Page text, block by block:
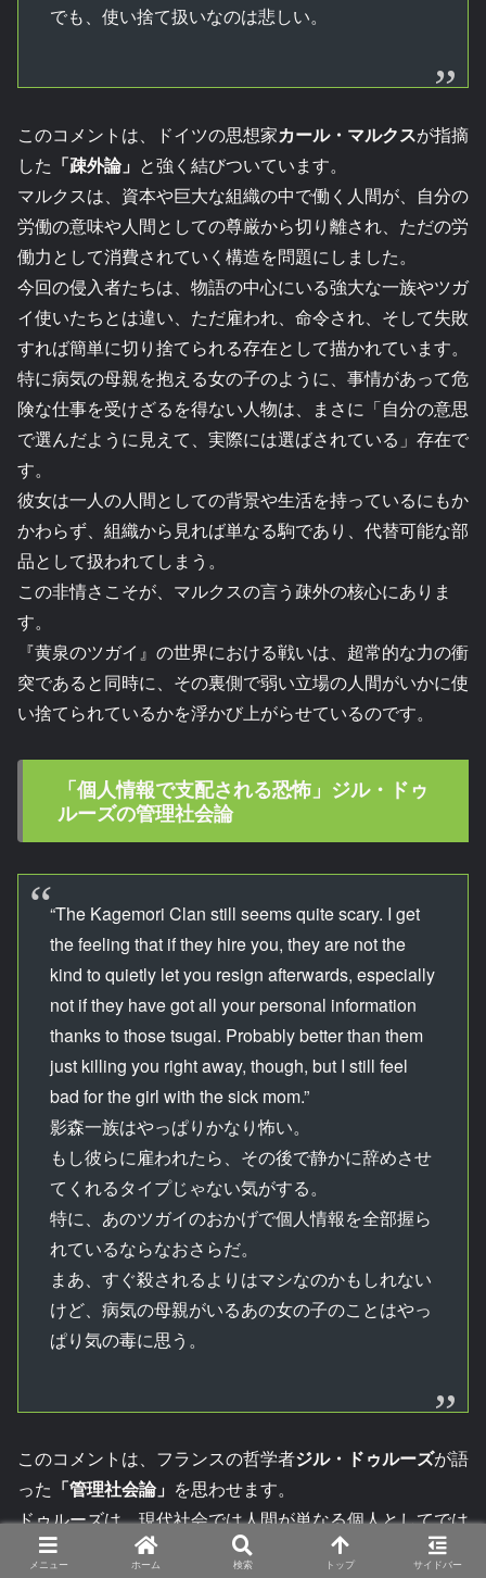
でも、使い捨て扱いなのは悲しい。
このコメントは、ドイツの思想家カール・マルクスが指摘
した 「疎外論」 と強く結びついています。
マルクスは、資本や巨大な組織の中で働く人間が、自分の
労働の意味や人間としての尊厳から切り離され、ただの労
働力として消費されていく構造を問題にしました。
今回の侵入者たちは、物語の中心にいる強大な一族やツガ
イ使いたちとは違い、ただ雇われ、命令され、そして失敗
すれば簡単に切り捨てられる存在として描かれています。
特に病気の母親を抱える女の子のように、事情があって危
険な仕事を受けざるを得ない人物は、まさに「自分の意思
で選んだように見えて、実際には選ばされている」存在で
す。
彼女は一人の人間としての背景や生活を持っているにもか
かわらず、組織から見れば単なる駒であり、代替可能な部
品として扱われてしまう。
この非情さこそが、マルクスの言う疎外の核心にありま
す。
『黄泉のツガイ』の世界における戦いは、超常的な力の衝
突であると同時に、その裏側で弱い立場の人間がいかに使
い捨てられているかを浮かび上がらせているのです。
「個人情報で支配される恐怖」ジル・ドゥ
ルーズの管理社会論
“The Kagemori Clan still seems quite scary. I get
the feeling that if they hire you, they are not the
kind to quietly let you resign afterwards, especially
not if they have got all your personal information
thanks to those tsugai. Probably better than them
just killing you right away, though, but I still feel
bad for the girl with the sick mom.”
影森一族はやっぱりかなり怖い。
もし彼らに雇われたら、その後で静かに辞めさせ
てくれるタイプじゃない気がする。
特に、あのツガイのおかげで個人情報を全部握ら
れているならなおさらだ。
まあ、すぐ殺されるよりはマシなのかもしれない
けど、病気の母親がいるあの女の子のことはやっ
ぱり気の毒に思う。
このコメントは、フランスの哲学者ジル・ドゥルーズが語
った 「管理社会論」 を思わせます。
ドゥルーズは、現代社会では人間が単なる個人としてでは
なく、情報やデータの集合として管理されていくと考えま
メニュー ホーム 検索 トップ サイドバー